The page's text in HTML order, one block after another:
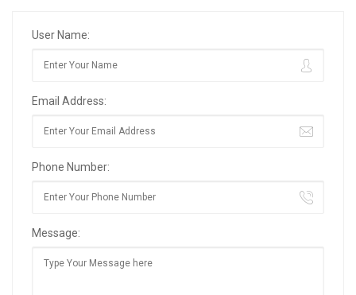
User Name:
Email Address:
Phone Number:
Message: